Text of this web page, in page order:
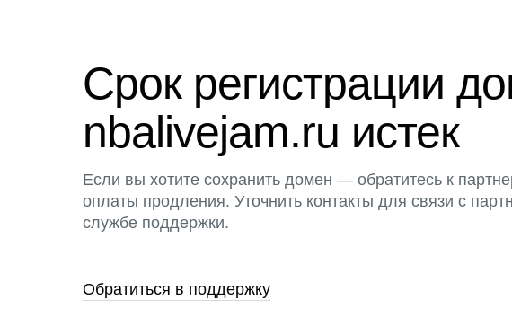
Срок регистрации
nbalivejam.ru истек
Если вы хотите сохранить домен — обратитесь к
оплаты продления. Уточнить контакты для связи с
службе поддержки.
Обратиться в поддержку